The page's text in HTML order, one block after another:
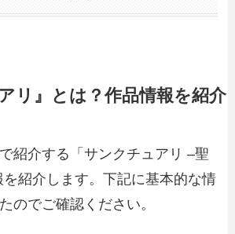
リ』とは？作品情報を紹介
紹介する「サンクチュアリ –聖
紹介します。下記に基本的な情
のでご確認ください。